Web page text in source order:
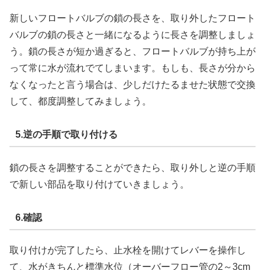
新しいフロートバルブの鎖の長さを、取り外したフロート
バルブの鎖の長さと一緒になるように長さを調整しましょ
う。鎖の長さが短か過ぎると、フロートバルブが持ち上が
って常に水が流れでてしまいます。もしも、長さが分から
なくなったと言う場合は、少しだけたるませた状態で交換
して、都度調整してみましょう。
5.逆の手順で取り付ける
鎖の長さを調整することができたら、取り外しと逆の手順
で新しい部品を取り付けていきましょう。
6.確認
取り付けが完了したら、止水栓を開けてレバーを操作し
て、水がきちんと標準水位（オーバーフロー管の2～3cm